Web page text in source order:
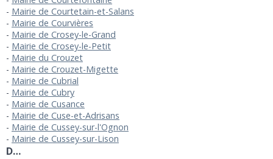
Mairie de Courtetain-et-Salans
Mairie de Courvières
Mairie de Crosey-le-Grand
Mairie de Crosey-le-Petit
Mairie du Crouzet
Mairie de Crouzet-Migette
Mairie de Cubrial
Mairie de Cubry
Mairie de Cusance
Mairie de Cuse-et-Adrisans
Mairie de Cussey-sur-l'Ognon
Mairie de Cussey-sur-Lison
D…